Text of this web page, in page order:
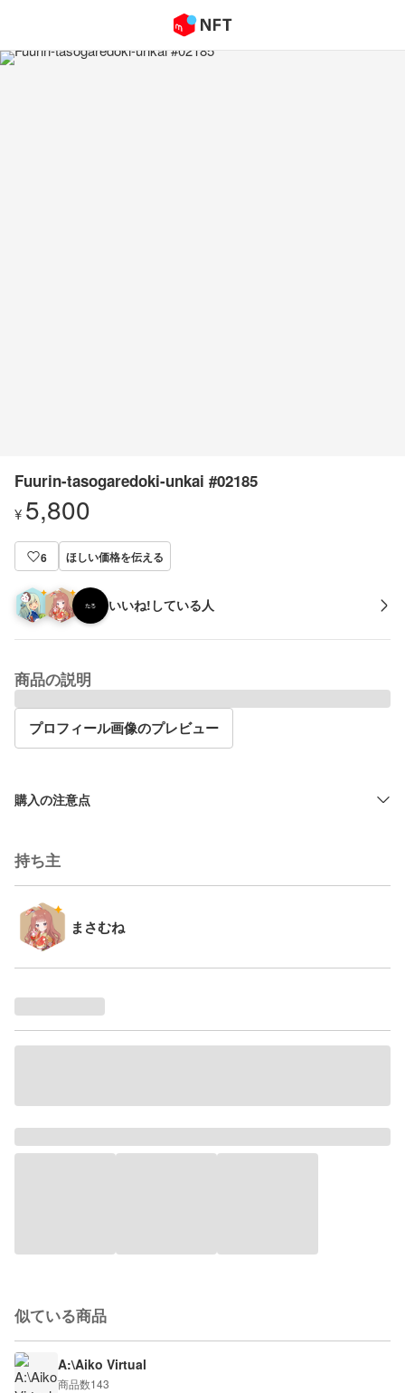
Fuurin-tasogaredoki-unkai #02185
¥ 5,800
6 ほしい価格を伝える
いいね!している人
商品の説明
プロフィール画像のプレビュー
購入の注意点
持ち主
まさむね
似ている商品
A:\Aiko Virtual
商品数143